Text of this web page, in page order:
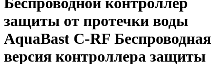
защиты от протечки воды
AquaBast C-RF Беспроводная
версия контроллера защиты